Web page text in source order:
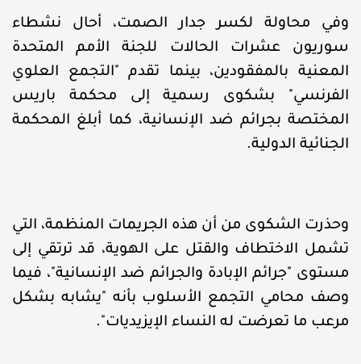
وفي محاولة لكسر جدار الصمت، أحال نشطاء
سوريون عشرات الحالات للجنة الأمم المتحدة
المعنية بالمفقودين، بينما تقدم "التجمع العلوي
الفرنسي" بشكوى رسمية إلى محكمة باريس
المختصة بجرائم ضد الإنسانية، كما أبلغ المحكمة
الجنائية الدولية.
وحذرت الشكوى من أن هذه الجريمات المنظمة، التي
تشمل الاختطاف والقتل على الهوية، قد ترتقي إلى
مستوى "جرائم الإبادة والجرائم ضد الإنسانية"، فيما
وصف محامي التجمع الأسلوب بأنه "يشابه بشكل
مرعب ما تعرضت له النساء الإيزيديات".